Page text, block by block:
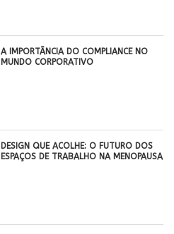
A IMPORTÂNCIA DO COMPLIANCE NO
MUNDO CORPORATIVO
DESIGN QUE ACOLHE: O FUTURO DOS
ESPAÇOS DE TRABALHO NA MENOPAUSA